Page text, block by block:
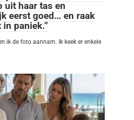
uit haar tas en
eerst goed… en raak
paniek.”
ik de foto aannam. Ik keek er enkele